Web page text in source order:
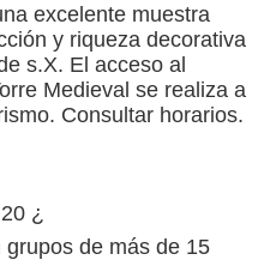
excelente muestra
y riqueza decorativa
s.X. El acceso al
Medieval se realiza a
Consultar horarios.
¿
de más de 15